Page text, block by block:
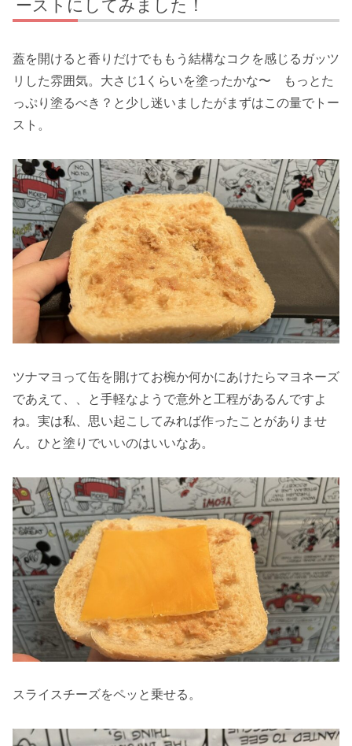
ーストにしてみました！
蓋を開けると香りだけでももう結構なコクを感じるガッツ
リした雰囲気。大さじ1くらいを塗ったかな〜 もっとた
っぷり塗るべき？と少し迷いましたがまずはこの量でトー
スト。
ツナマヨって缶を開けてお椀か何かにあけたらマヨネーズ
であえて、、と手軽なようで意外と工程があるんですよ
ね。実は私、思い起こしてみれば作ったことがありませ
ん。ひと塗りでいいのはいいなあ。
スライスチーズをペッと乗せる。